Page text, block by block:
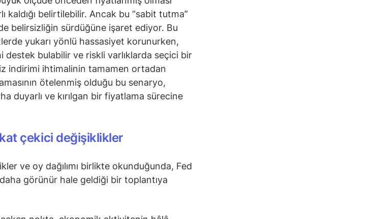
kaldığı belirtilebilir. Ancak bu “sabit tutma”
belirsizliğin sürdüğüne işaret ediyor. Bu
yukarı yönlü hassasiyet korunurken,
destek bulabilir ve riskli varlıklarda seçici bir
indirimi ihtimalinin tamamen ortadan
ötelenmiş olduğu bu senaryo,
duyarlı ve kırılgan bir fiyatlama sürecine
çekici değişiklikler
ve oy dağılımı birlikte okunduğunda, Fed
daha görünür hale geldiği bir toplantıya